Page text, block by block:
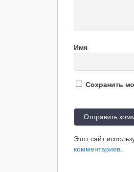
Имя
Сохранить
Этот сайт
комментариев